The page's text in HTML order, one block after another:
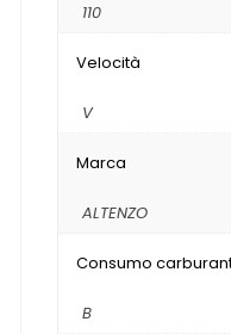
110
Velocità
V
Marca
ALTENZO
Consumo
B